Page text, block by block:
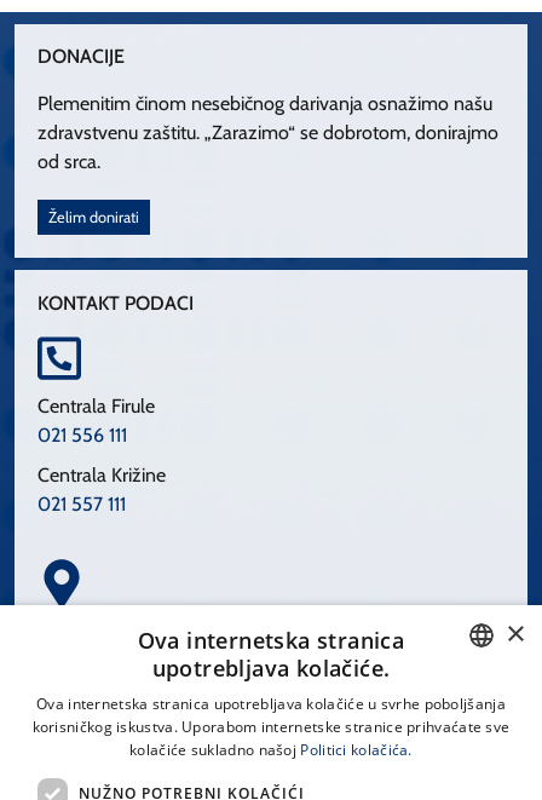
DONACIJE
Plemenitim činom nesebičnog darivanja osnažimo našu
zdravstvenu zaštitu. „Zarazimo“ se dobrotom, donirajmo
od srca.
Želim donirati
KONTAKT PODACI
Centrala Firule
021 556 111
Centrala Križine
021 557 111
Spinčićeva 1, 21000 Split
CROATIAN
×
Ova internetska stranica
upotrebljava kolačiće.
Ova internetska stranica upotrebljava kolačiće u svrhe poboljšanja
korisničkog iskustva. Uporabom internetske stranice prihvaćate sve
kolačiće sukladno našoj Politici kolačića.
NUŽNO POTREBNI KOLAČIĆI